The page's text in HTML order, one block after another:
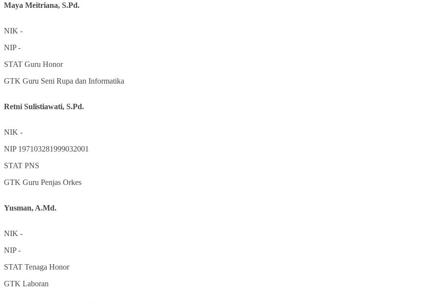
Maya Meitriana, S.Pd.
NIK -
NIP-
STAT Guru Honor
GTK Guru Seni Rupa dan Informatika
Retni Sulistiawati, S.Pd.
NIK -
NIP 197103281999032001
STAT PNS
GTK Guru Penjas Orkes
Yusman, A.Md.
NIK -
NIP-
STAT Tenaga Honor
GTK Laboran